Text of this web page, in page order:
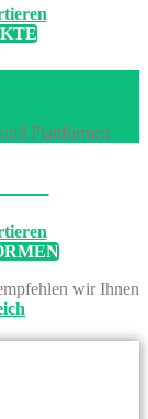
Plattformen
wir Ihnen